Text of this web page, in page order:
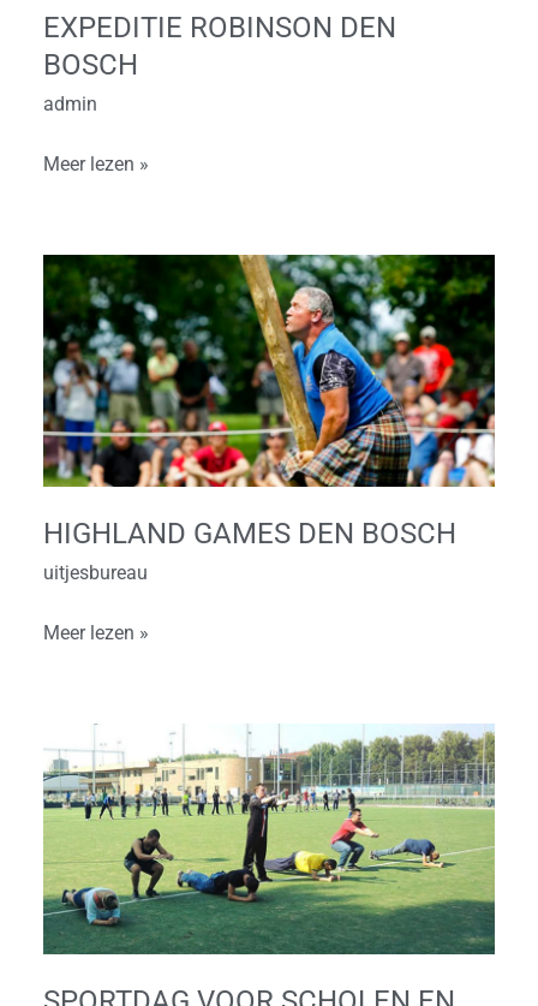
EXPEDITIE ROBINSON DEN
BOSCH
admin
Meer lezen »
HIGHLAND GAMES DEN BOSCH
uitjesbureau
Highland
Games
Den
Bosch
Meer lezen »
Sportdag
voor
scholen
bedrijven
in
Den